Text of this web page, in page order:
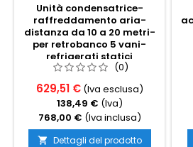
Unità condensatrice-
raffreddamento aria-
distanza da 10 a 20 metri-
per retrobanco 5 vani-
refrigerati statici
(0)
629,51 € (Iva esclusa)
138,49 € (Iva)
768,00 € (Iva inclusa)
 Dettagli del prodotto